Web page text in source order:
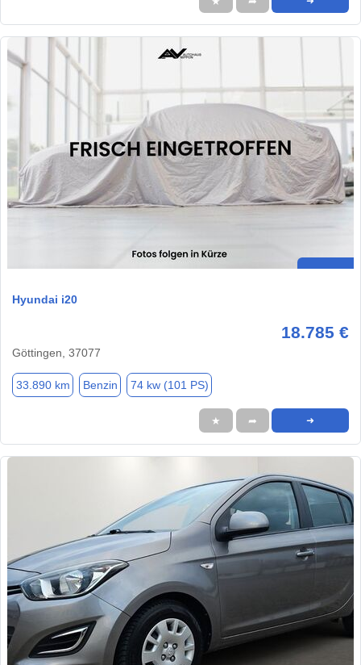
Hyundai i20
18.785 €
Göttingen, 37077
33.890 km Benzin 74 kw (101 PS)
★ ➦ ➜